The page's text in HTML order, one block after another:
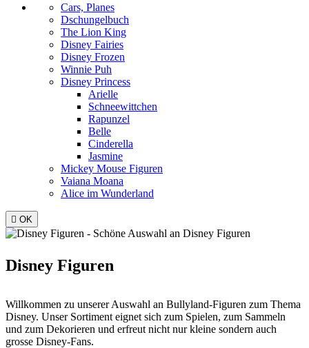
Cars, Planes
Dschungelbuch
The Lion King
Disney Fairies
Disney Frozen
Winnie Puh
Disney Princess
Arielle
Schneewittchen
Rapunzel
Belle
Cinderella
Jasmine
Mickey Mouse Figuren
Vaiana Moana
Alice im Wunderland
 OK
Disney Figuren
Willkommen zu unserer Auswahl an Bullyland-Figuren zum Thema
Disney. Unser Sortiment eignet sich zum Spielen, zum Sammeln
und zum Dekorieren und erfreut nicht nur kleine sondern auch
grosse Disney-Fans.